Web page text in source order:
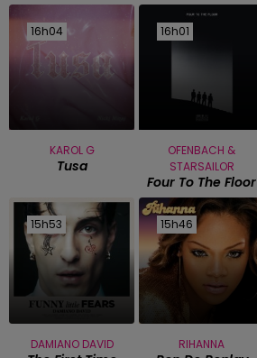
16h04
16h04
KAROL G
Tusa
16h01
16h01
OFENBACH &
STARSAILOR
Four To The Floor
15h53
15h53
DAMIANO DAVID
15h46
15h46
RIHANNA